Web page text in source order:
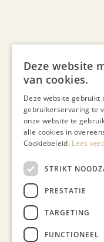
Bekijk alle artikelen
Deze website
van cookies.
Deze website gebruikt
gebruikerservaring te
onze website te
alle cookies in
Cookiebeleid. Lees
STRIKT
PRESTATIE
TARGETING
FUNCTIONEEL